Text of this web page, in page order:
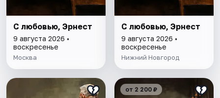
С любовью, Эрнест
9 августа 2026 •
воскресенье
Москва
С любовью, Эрнест
9 августа 2026 •
воскресенье
Нижний Новгород
от 2 200 ₽